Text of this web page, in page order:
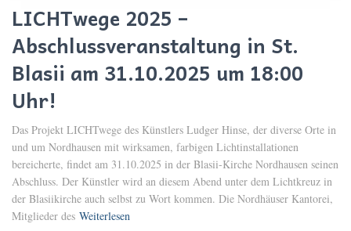
LICHTwege 2025 –
Abschlussveranstaltung in St.
Blasii am 31.10.2025 um 18:00
Uhr!
Das Projekt LICHTwege des Künstlers Ludger Hinse, der diverse Orte in
und um Nordhausen mit wirksamen, farbigen Lichtinstallationen
bereicherte, findet am 31.10.2025 in der Blasii-Kirche Nordhausen seinen
Abschluss. Der Künstler wird an diesem Abend unter dem Lichtkreuz in
der Blasiikirche auch selbst zu Wort kommen. Die Nordhäuser Kantorei,
Mitglieder des Weiterlesen